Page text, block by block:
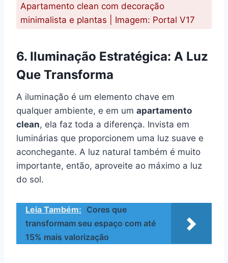
Apartamento clean com decoração
minimalista e plantas | Imagem: Portal V17
6. Iluminação Estratégica: A Luz
Que Transforma
A iluminação é um elemento chave em
qualquer ambiente, e em um apartamento
clean, ela faz toda a diferença. Invista em
luminárias que proporcionem uma luz suave e
aconchegante. A luz natural também é muito
importante, então, aproveite ao máximo a luz
do sol.
Leia Também: Cores que
transformam seu espaço com até
15% mais valorização